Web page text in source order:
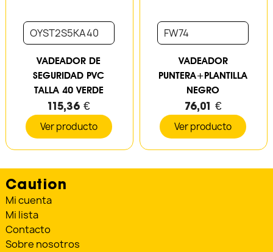
OYST2S5KA40
VADEADOR DE
SEGURIDAD PVC
TALLA 40 VERDE
115,36 €
Ver producto
FW74
VADEADOR
PUNTERA+PLANTILLA
NEGRO
76,01 €
Ver producto
Caution
Mi cuenta
Mi lista
Contacto
Sobre nosotros